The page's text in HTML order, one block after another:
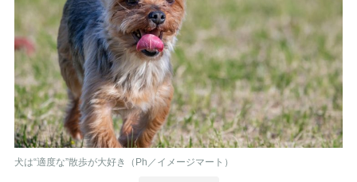
犬は“適度な”散歩が大好き（Ph／イメージマート）